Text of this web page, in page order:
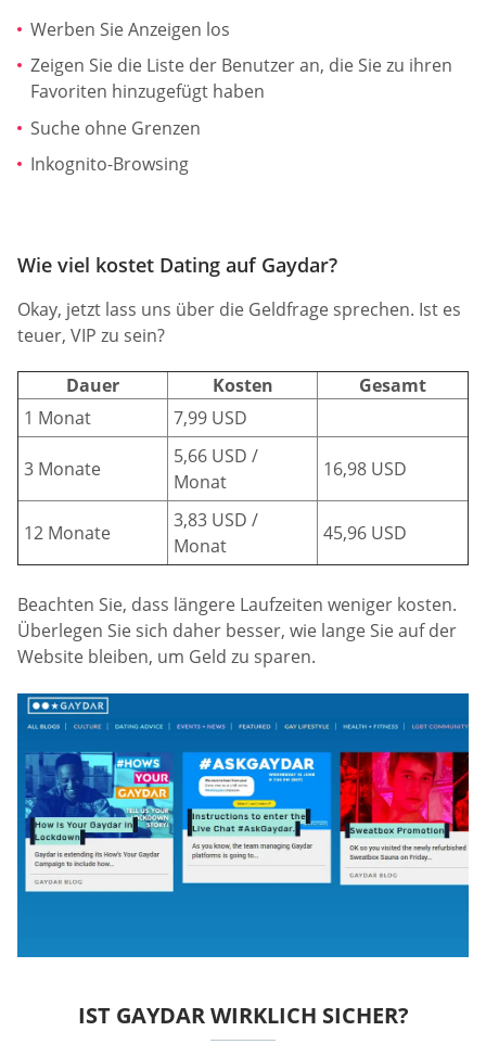
Werben Sie Anzeigen los
Zeigen Sie die Liste der Benutzer an, die Sie zu ihren
Favoriten hinzugefügt haben
Suche ohne Grenzen
Inkognito-Browsing
Wie viel kostet Dating auf Gaydar?
Okay, jetzt lass uns über die Geldfrage sprechen. Ist es
teuer, VIP zu sein?
Dauer Kosten
Gesamt
1 Monat
7,99 USD
3 Monate
5,66 USD /
Monat
16,98 USD
12 Monate
3,83 USD /
Monat
45,96 USD
Beachten Sie, dass längere Laufzeiten weniger kosten.
Überlegen Sie sich daher besser, wie lange Sie auf der
Website bleiben, um Geld zu sparen.
IST GAYDAR WIRKLICH SICHER?